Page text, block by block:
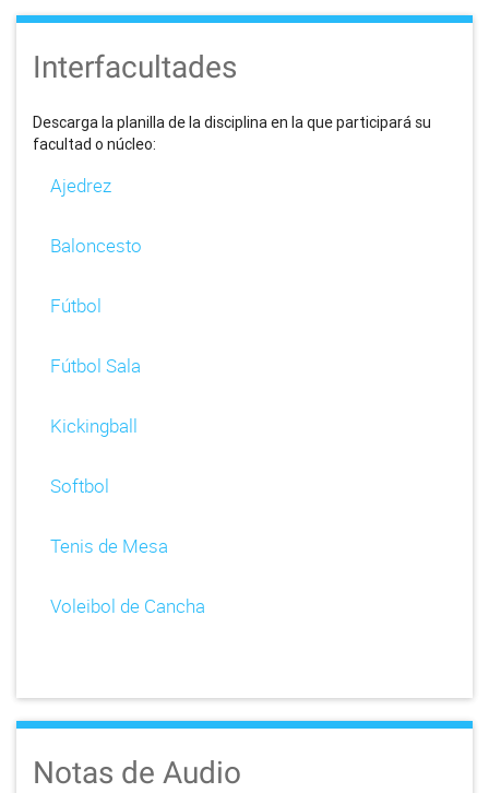
Interfacultades
Descarga la planilla de la disciplina en la que participará su
facultad o núcleo:
Ajedrez
Baloncesto
Fútbol
Fútbol Sala
Kickingball
Softbol
Tenis de Mesa
Voleibol de Cancha
Notas de Audio